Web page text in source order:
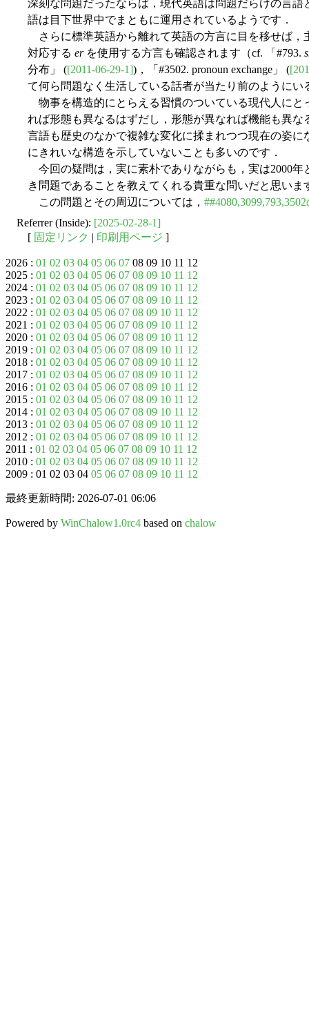
深刻な問題だったならば，現代英語は問題だらけの言
語は目下世界中でまともに運用されているようです．
さらに標準英語から離れて英語の方言に目を移せば，
対応する erを使用する方言も確認されます（cf. 「#793.
分布」 ([2011-06-29-1])，「#3502. pronoun exchange」 (
て何ら問題なく生活している話者が当たり前のようにい
物事を構造的にとらえる習慣のついている現代人にと
れば形態も異なるはずだし，形態が異なれば機能も異
言語も歴史のなかで複雑な変化に揉まれつつ現在の姿
にきれいな構造を示していないことも多いのです．
今回の疑問は，実に素朴でありながらも，実は2000
き問題であることを教えてくれる貴重な問いだと思いま
この問題とその周辺については，
Referrer (Inside): [2025-02-28-1]
[ 固定リンク | 印刷用ページ ]
2026 : 01 02 03 04 05 06 07 08 09 10 11 12
2025 : 01 02 03 04 05 06 07 08 09 10 11 12
2024 : 01 02 03 04 05 06 07 08 09 10 11 12
2023 : 01 02 03 04 05 06 07 08 09 10 11 12
2022 : 01 02 03 04 05 06 07 08 09 10 11 12
2021 : 01 02 03 04 05 06 07 08 09 10 11 12
2020 : 01 02 03 04 05 06 07 08 09 10 11 12
2019 : 01 02 03 04 05 06 07 08 09 10 11 12
2018 : 01 02 03 04 05 06 07 08 09 10 11 12
2017 : 01 02 03 04 05 06 07 08 09 10 11 12
2016 : 01 02 03 04 05 06 07 08 09 10 11 12
2015 : 01 02 03 04 05 06 07 08 09 10 11 12
2014 : 01 02 03 04 05 06 07 08 09 10 11 12
2013 : 01 02 03 04 05 06 07 08 09 10 11 12
2012 : 01 02 03 04 05 06 07 08 09 10 11 12
2011 : 01 02 03 04 05 06 07 08 09 10 11 12
2010 : 01 02 03 04 05 06 07 08 09 10 11 12
2009 : 01 02 03 04 05 06 07 08 09 10 11 12
最終更新時間: 2026-07-01 06:06
Powered by WinChalow1.0rc4 based on chalow